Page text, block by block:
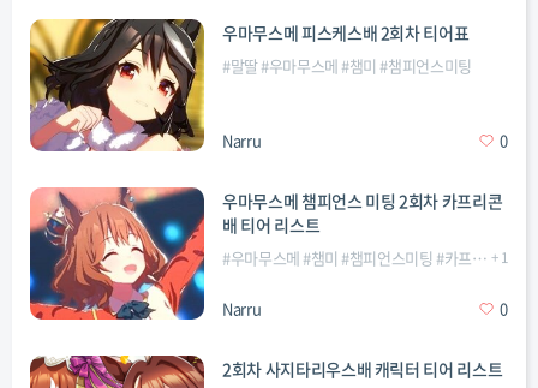
우마무스메 피스케스배 2회차 티어표
#말딸#우마무스메#챔미 #챔피언스미팅
Narru 0
우마무스메 챔피언스 미팅 2회차 카프리콘
배 티어 리스트
#우마무스메#챔미 #챔피언스미팅 #카프리콘 +1
Narru 0
2회차 사지타리우스배 캐릭터 티어 리스트